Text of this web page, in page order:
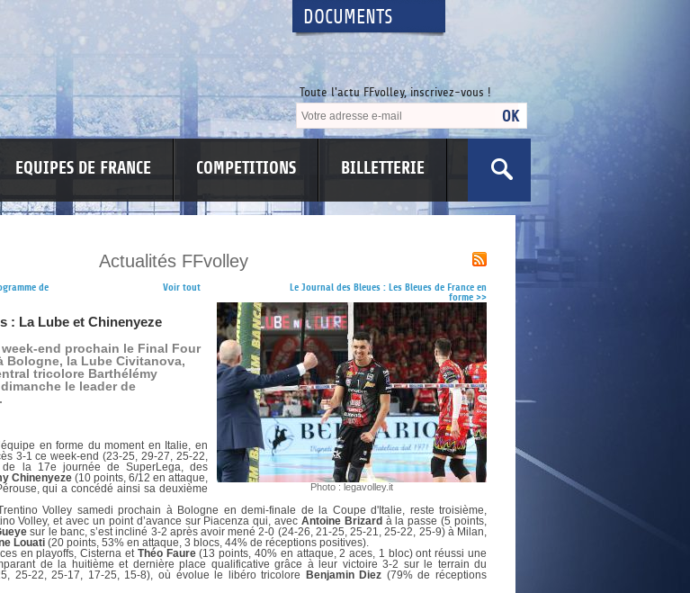
DOCUMENTS
Toute l'actu FFvolley, inscrivez-vous !
EQUIPES DE FRANCE COMPETITIONS BILLETTERIE
INFORMATIONS CORONAVIRUS
DOCUMENTS UTILES
SITUATION SANITAIRE
COVID-19
>CLIQUEZ ICI
Actualités FFvolley
de
Voir tout
Le Journal des Bleues : Les Bleues de France en
forme >>
Photo : legavolley.it
: La Lube et Chinenyeze
end prochain le Final Four
Bologne, la Lube Civitanova,
tricolore Barthélémy
le leader de
en forme du moment en Italie, en
3-1 ce week-end (23-25, 29-27, 25-22,
la 17e journée de SuperLega, des
Chinenyeze (10 points, 6/12 en attaque,
qui a concédé ainsi sa deuxième
Volley samedi prochain à Bologne en demi-finale de la Coupe d'Italie, reste troisième,
Volley, et avec un point d’avance sur Piacenza qui, avec Antoine Brizard à la passe (5 points,
sur le banc, s’est incliné 3-2 après avoir mené 2-0 (24-26, 21-25, 25-21, 25-22, 25-9) à Milan,
Louati (20 points, 53% en attaque, 3 blocs, 44% de réceptions positives).
en playoffs, Cisterna et Théo Faure(13 points, 40% en attaque, 2 aces, 1 bloc) ont réussi une
de la huitième et dernière place qualificative grâce à leur victoire 3-2 sur le terrain du
25-22, 25-17, 17-25, 15-8), où évolue le libéro tricolore
Benjamin Diez (79% de réceptions